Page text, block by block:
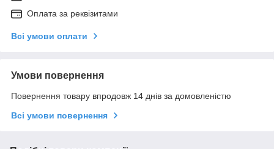
Оплата за реквізитами
Всі умови оплати
Умови повернення
Повернення товару впродовж 14 днів за домовленістю
Всі умови повернення